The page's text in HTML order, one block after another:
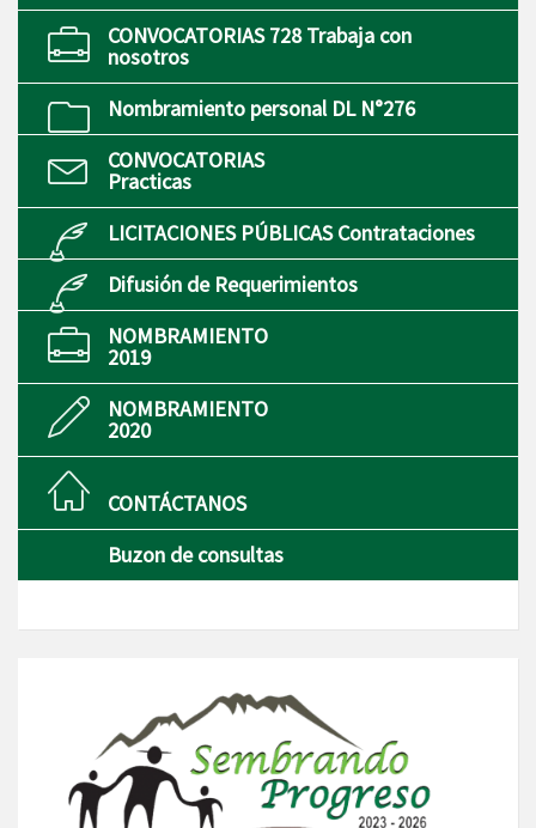
CONVOCATORIAS 728 Trabaja con
nosotros
Nombramiento personal DL N°276
CONVOCATORIAS
Practicas
LICITACIONES PÚBLICAS Contrataciones
Difusión de Requerimientos
NOMBRAMIENTO
2019
NOMBRAMIENTO
2020
CONTÁCTANOS
Buzon de consultas